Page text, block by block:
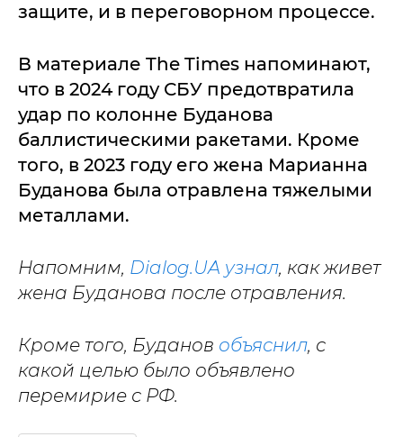
защите, и в переговорном процессе.
В материале The Times напоминают,
что в 2024 году СБУ предотвратила
удар по колонне Буданова
баллистическими ракетами. Кроме
того, в 2023 году его жена Марианна
Буданова была отравлена тяжелыми
металлами.
Напомним, Dialog.UA узнал, как живет
жена Буданова после отравления.
Кроме того, Буданов объяснил, с
какой целью было объявлено
перемирие с РФ.